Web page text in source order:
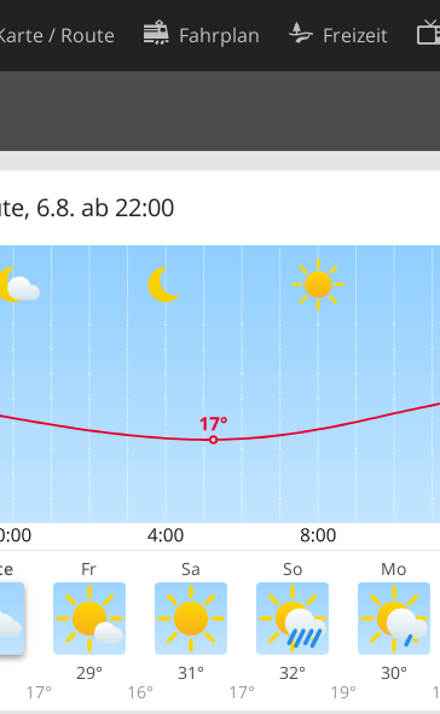
/ Route Fahrplan Freizeit
6.8. ab 22:00
Fr Sa So Mo
17°
29°
16°
31°
17°
32°
19°
30°
Cookie-Einstellungen